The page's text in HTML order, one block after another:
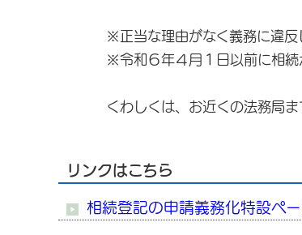
※正当な理由がなく義務に違反し
※令和６年４月１日以前に相続が
くわしくは、お近くの法務局ま
リンクはこちら
相続登記の申請義務化特設ペー